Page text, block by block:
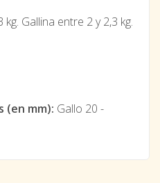
kg. Gallina entre 2 y 2,3 kg.
(en mm): Gallo 20 -